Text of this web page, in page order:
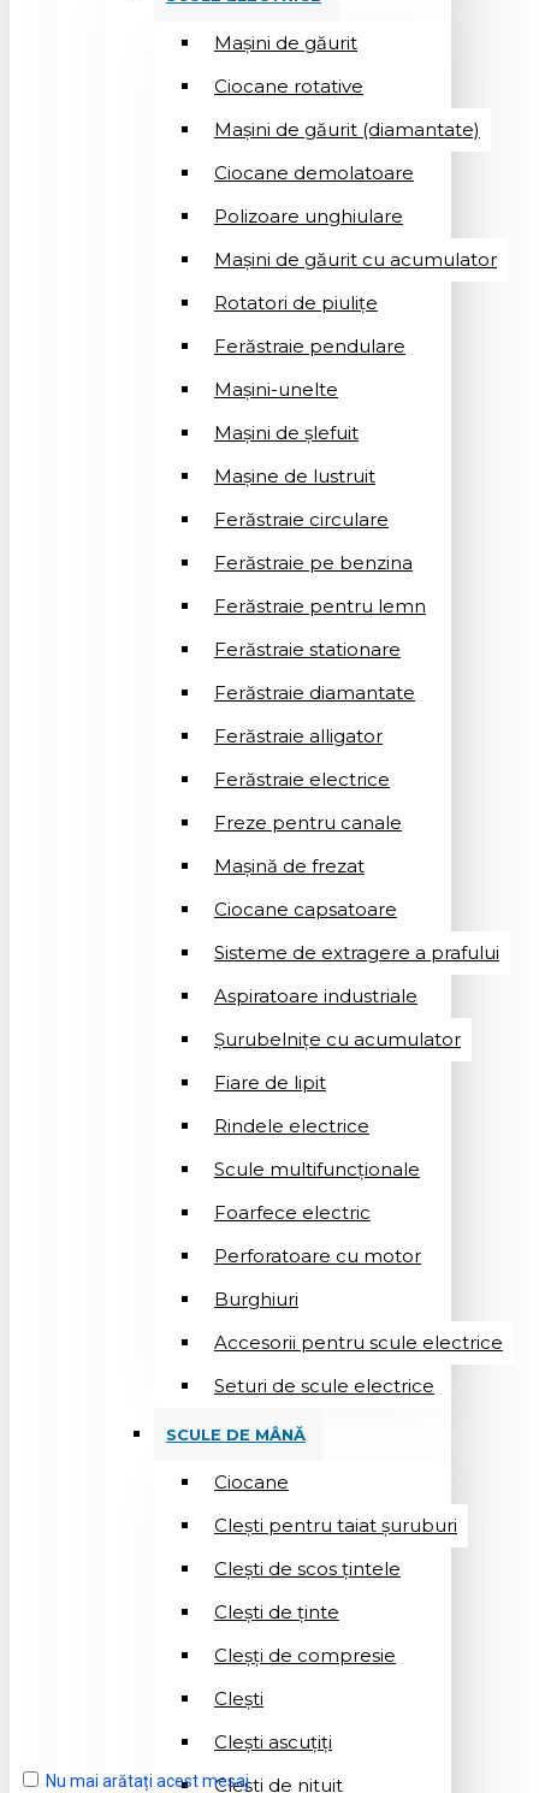
Mașini de găurit
Ciocane rotative
Mașini de găurit (diamantate)
Ciocane demolatoare
Polizoare unghiulare
Mașini de găurit cu acumulator
Rotatori de piuliţe
Ferăstraie pendulare
Mașini-unelte
Mașini de șlefuit
Mașinе de lustruit
Ferăstraie circulare
Ferăstraie pe benzina
Ferăstraie pentru lemn
Ferăstraie stationare
Ferăstraie diamantate
Ferăstraie alligator
Ferăstraie electrice
Freze pentru canale
Mașină de frezat
Ciocane capsatoare
Sisteme de extragere a prafului
Aspiratoare industriale
Șurubelnițe cu acumulator
Fiare de lipit
Rindele electrice
Scule multifuncționale
Foarfece electric
Perforatoare cu motor
Burghiuri
Accesorii pentru scule electrice
Seturi de scule electrice
SCULE DE MÂNĂ
Ciocane
Cleşti pentru taiat șuruburi
Clești de scos țintele
Clești de ținte
Cleșți de compresie
Cleşti
Clești ascuțiți
Cleşti de nituit
Nu mai arătați acest mesaj